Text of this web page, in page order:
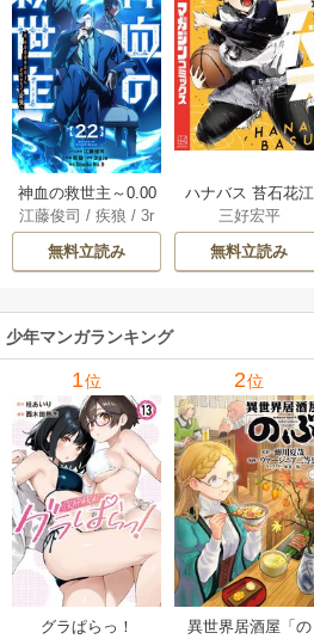
神血の救世主～0.00
000001％を引き当
て最強へ～【電子
書籍特典付】 22巻
江藤俊司 /疾狼 /3r
d Ie/Studio No.9
無料立読み
ハナバス 苔石花江
のバスケ論 7巻
三好宏平
無料立読み
少年マンガランキング
1位
グラぱらっ！
2位
異世界居酒屋「の